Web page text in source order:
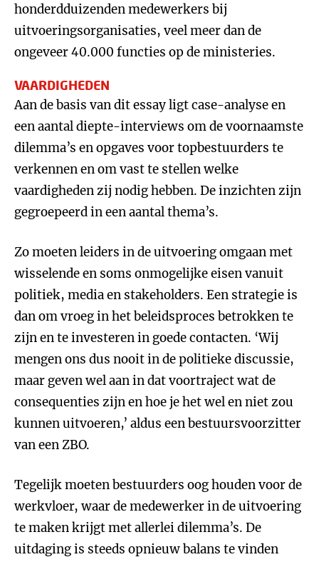
honderdduizenden medewerkers bij
uitvoeringsorganisaties, veel meer dan de
ongeveer 40.000 functies op de ministeries.
VAARDIGHEDEN
Aan de basis van dit essay ligt case-analyse en
een aantal diepte-interviews om de voornaamste
dilemma’s en opgaves voor topbestuurders te
verkennen en om vast te stellen welke
vaardigheden zij nodig hebben. De inzichten zijn
gegroepeerd in een aantal thema’s.
Zo moeten leiders in de uitvoering omgaan met
wisselende en soms onmogelijke eisen vanuit
politiek, media en stakeholders. Een strategie is
dan om vroeg in het beleidsproces betrokken te
zijn en te investeren in goede contacten. ‘Wij
mengen ons dus nooit in de politieke discussie,
maar geven wel aan in dat voortraject wat de
consequenties zijn en hoe je het wel en niet zou
kunnen uitvoeren,’ aldus een bestuursvoorzitter
van een ZBO.
Tegelijk moeten bestuurders oog houden voor de
werkvloer, waar de medewerker in de uitvoering
te maken krijgt met allerlei dilemma’s. De
uitdaging is steeds opnieuw balans te vinden